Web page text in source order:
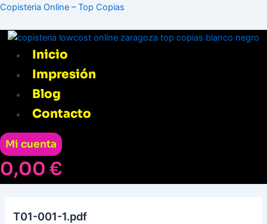
Ir
contenido
Copisteria Online – Top Copias
Menú
Inicio
Impresión
Blog
Contacto
Mi cuenta
0,00 €
T01-001-1.pdf
Navegación
entradas